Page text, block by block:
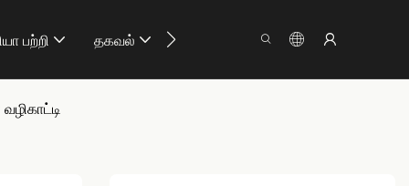
பற்றி தகவல் எங்களை தொடர்புக